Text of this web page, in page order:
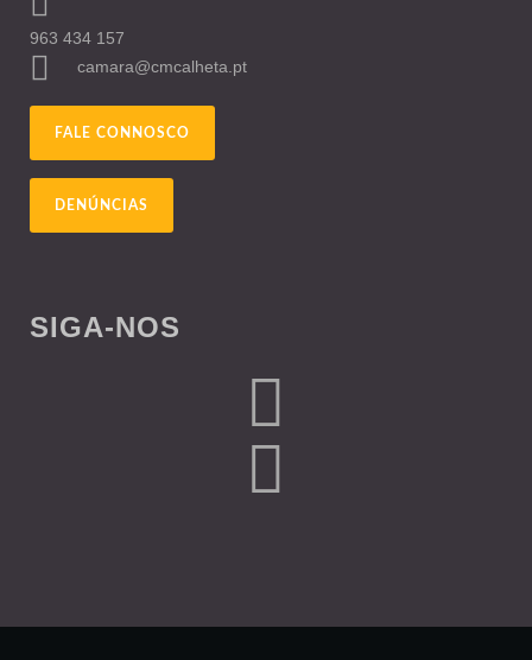
963 434 157
camara@cmcalheta.pt
FALE CONNOSCO
DENÚNCIAS
SIGA-NOS